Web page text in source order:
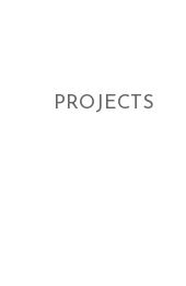
PROJECTS